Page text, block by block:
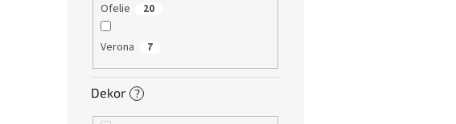
Ofelie 20
Verona 7
Dekor ?